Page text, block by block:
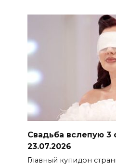
Свадьба вслепую 3
23.07.2026
Главный купидон